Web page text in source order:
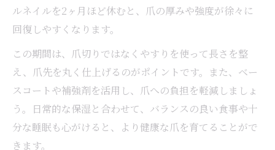
ルネイルを2ヶ月ほど休むと、爪の厚みや強度が徐々に
回復しやすくなります。
この期間は、爪切りではなくやすりを使って長さを整
え、爪先を丸く仕上げるのがポイントです。また、ベー
スコートや補強剤を活用し、爪への負担を軽減しましょ
う。日常的な保湿と合わせて、バランスの良い食事や十
分な睡眠も心がけると、より健康な爪を育てることがで
きます。